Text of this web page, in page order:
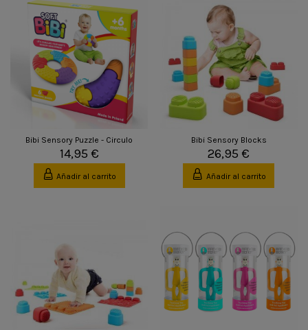
Bibi Sensory Puzzle - Circulo
14,95 €
Añadir al carrito
Bibi Sensory Blocks
26,95 €
Añadir al carrito